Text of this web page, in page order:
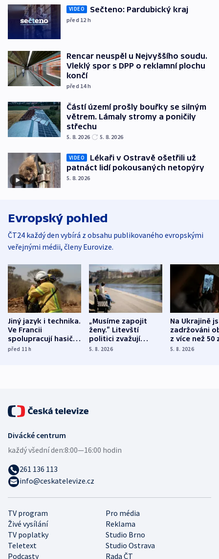
VIDEO Sečteno: Pardubický kraj
před 12 h
Rencar neuspěl u Nejvyššího soudu.
Vleklý spor s DPP o reklamní plochu
končí
před 14h
Částí území prošly bouřky se silným
větrem. Lámaly stromy a poničily
střechu
5. 8. 2026 5. 8. 2026
VIDEO
Lékaři v Ostravě ošetřili už
patnáct lidí pokousaných netopýry
5. 8. 2026
Evropský pohled
ČT24 každý den vybírá z obsahu publikovaného evropskými
veřejnými médii, členy Eurovize.
Jiný jazyk i technika.
Ve Francii
spolupracují hasiči z
různých zemí
před 11h
„Musíme zapojit
ženy.“ Litevští
politici zvažují
dohodu o
5. 8. 2026
Na Ukrajině
zadržováni
z více než 50
Bojovali na
5. 8. 2026
TV program
Pro média
Živé vysílání
Reklama
TV poplatky
Studio Brno
Teletext
Studio Ostrava
Podcasty
Rada ČT
Divácké centrum
každý všední den:8:00—16:00 hodin
261 136 113
info@ceskatelevize.cz